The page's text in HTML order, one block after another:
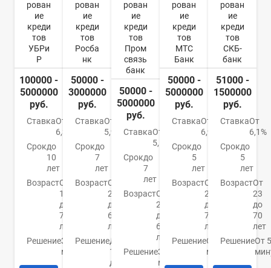
рован
ие
креди
тов
УБРи
Р
100000 -
5000000
руб.
СтавкаОт
6,3%
Срокдо
10
лет
ВозрастОт
19
до
75
лет
РешениеЗа 15
минут
рован
ие
креди
тов
Росба
нк
50000 -
3000000
руб.
СтавкаОт
5,9%
Срокдо
7
лет
ВозрастОт
22
до
65
лет
РешениеДо
1
дня
рован
ие
креди
тов
Пром
связь
банк
50000 -
5000000
руб.
СтавкаОт
5,5%
Срокдо
7
лет
ВозрастОт
23
до
65
лет
РешениеЗа 5
минут
рован
ие
креди
тов
МТС
Банк
50000 -
5000000
руб.
СтавкаОт
6,9%
Срокдо
5
лет
ВозрастОт
20
до
70
лет
РешениеОт 15
минут
рован
ие
креди
тов
СКБ-
банк
51000 -
1500000
руб.
СтавкаОт
6,1%
Срокдо
5
лет
ВозрастОт
23
до
70
лет
РешениеОт 5